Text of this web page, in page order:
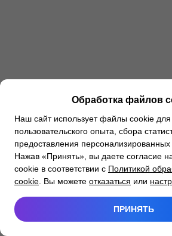
Обработка файлов
Наш сайт использует файлы cookie
пользовательского опыта, сбора
предоставления
Нажав «Принять», вы даете согласие
cookie в соответствии с Политикой
cookie . Вы можете отказаться или
ПРИНЯТЬ